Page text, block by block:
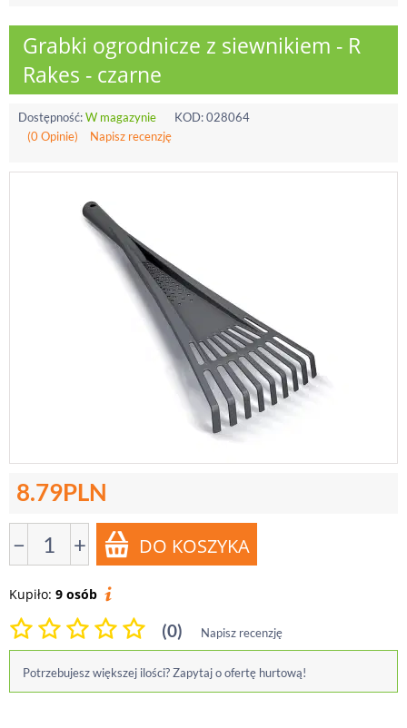
Grabki ogrodnicze z siewnikiem - R
Rakes - czarne
Dostępność:W magazynie KOD:028064
(0 Opinie)
Napisz recenzję
8.79PLN
− +
Kupiło: 9 osób
(0) Napisz recenzję
Potrzebujesz większej ilości? Zapytaj o ofertę hurtową!